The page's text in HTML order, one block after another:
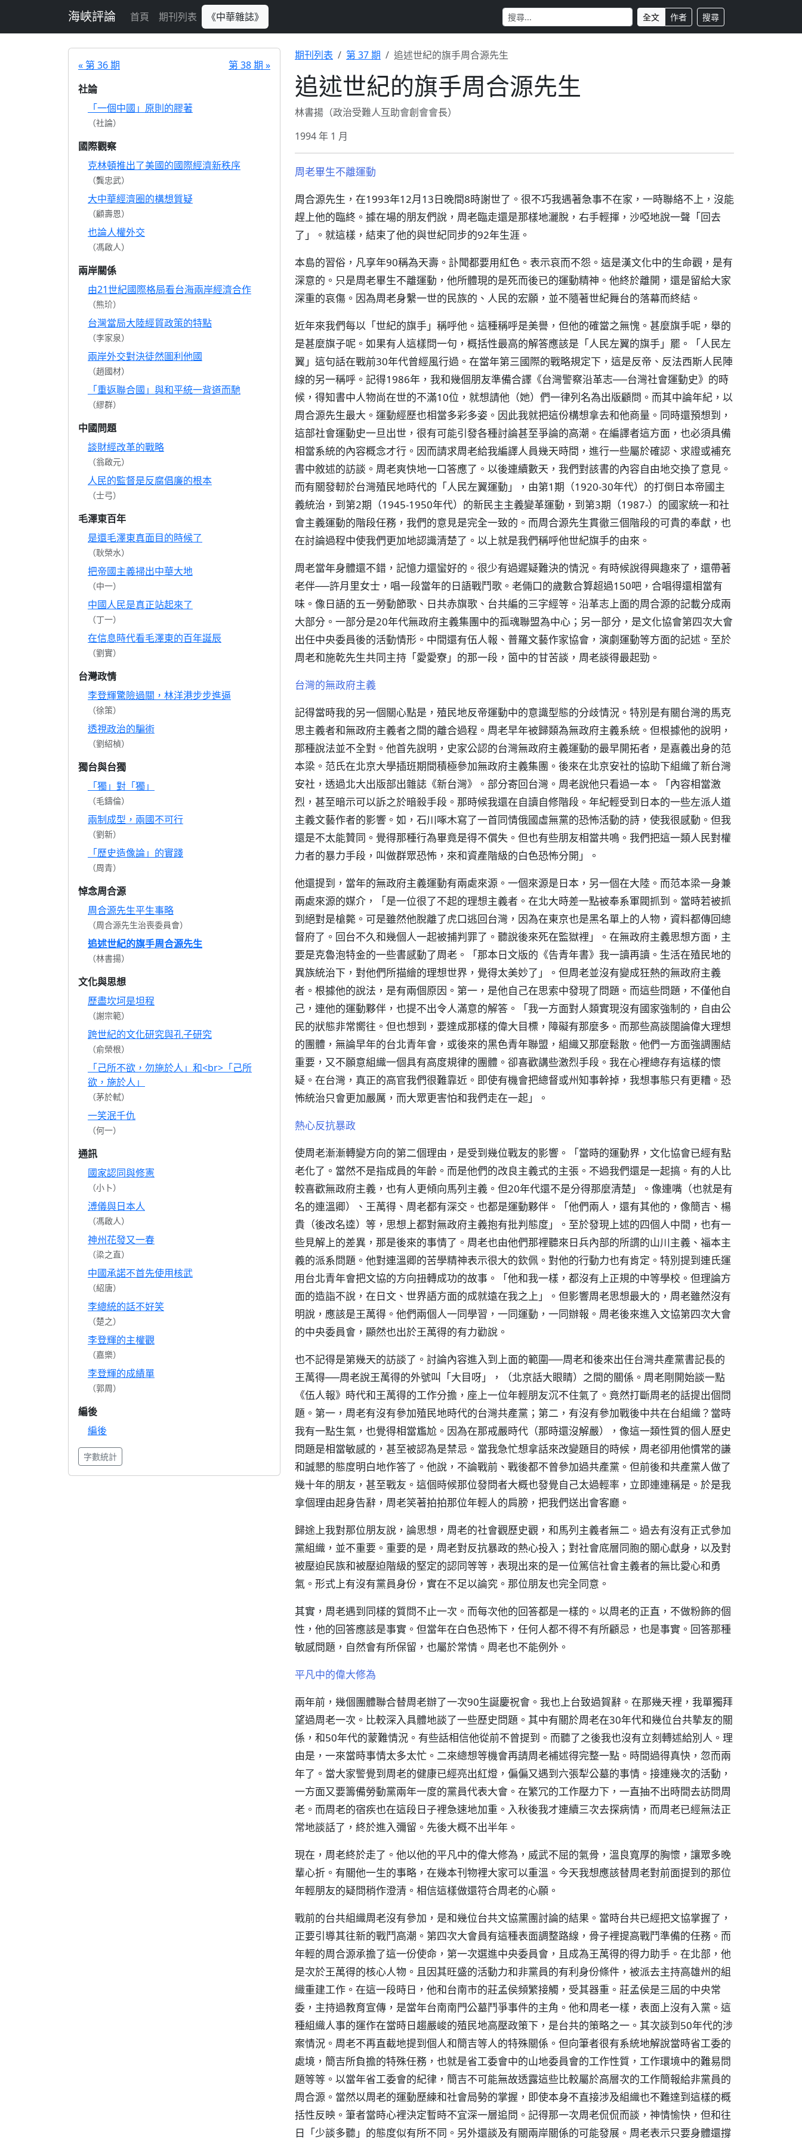
海峽評論 首頁 期刊列表 《中華雜誌》 全文 作者 搜尋
« 第 36 期
第 38 期 »
社論
「一個中國」原則的膠著
（社論）
國際觀察
克林頓推出了美國的國際經濟新秩序
（龔忠武）
大中華經濟圈的構想質疑
（顧壽恩）
也論人權外交
（馮啟人）
兩岸關係
由21世紀國際格局看台海兩岸經濟合作
（熊玠）
台灣當局大陸經貿政策的特點
（李家泉）
兩岸外交對決徒然圖利他國
（趙國材）
「重返聯合國」與和平統一背道而馳
（繆群）
中國問題
談財經改革的戰略
（翁啟元）
人民的監督是反腐倡廉的根本
（士弓）
毛澤東百年
是還毛澤東真面目的時候了
（耿榮水）
把帝國主義掃出中華大地
（中一）
中國人民是真正站起來了
（丁一）
在信息時代看毛澤東的百年誕辰
（劉實）
台灣政情
李登輝驚險過關，林洋港步步進逼
（徐策）
透視政治的騙術
（劉紹楨）
獨台與台獨
「獨」對「獨」
（毛鑄倫）
兩制成型，兩國不可行
（劉新）
「歷史造像論」的實踐
（周青）
悼念周合源
周合源先生平生事略
（周合源先生治喪委員會）
追述世紀的旗手周合源先生
（林書揚）
文化與思想
歷盡坎坷是坦程
（謝宗範）
跨世紀的文化研究與孔子研究
（俞榮根）
「己所不欲，勿施於人」和<br>「己所
欲，施於人」
（茅於軾）
一笑泯千仇
（何一）
通訊
國家認同與修憲
（小卜）
溥儀與日本人
（馮啟人）
神州花發又一春
（梁之直）
中國承諾不首先使用核武
（紹唐）
李總統的話不好笑
（楚之）
李登輝的主權觀
（嘉樂）
李登輝的成績單
（郭周）
編後
編後
字數統計
期刊列表 第 37 期 追述世紀的旗手周合源先生
追述世紀的旗手周合源先生
林書揚（政治受難人互助會創會會長）
1994 年 1 月
周老畢生不離運動
周合源先生，在1993年12月13日晚間8時謝世了。很不巧我遇著急事不在家，一時聯絡不上，沒能
趕上他的臨終。據在場的朋友們說，周老臨走還是那樣地灑脫，右手輕揮，沙啞地說一聲「回去
了」。就這樣，結束了他的與世紀同步的92年生涯。
本島的習俗，凡享年90稱為天壽。訃聞都要用紅色。表示哀而不怨。這是漢文化中的生命觀，是有
深意的。只是周老畢生不離運動，他所體現的是死而後已的運動精神。他終於離開，還是留給大家
深重的哀傷。因為周老身繫一世的民族的、人民的宏願，並不隨著世紀舞台的落幕而終結。
近年來我們每以「世紀的旗手」稱呼他。這種稱呼是美譽，但他的確當之無愧。甚麼旗手呢，舉的
是甚麼旗子呢。如果有人這樣問一句，概括性最高的解答應該是「人民左翼的旗手」罷。「人民左
翼」這句話在戰前30年代曾經風行過。在當年第三國際的戰略規定下，這是反帝、反法西斯人民陣
線的另一稱呼。記得1986年，我和幾個朋友準備合譯《台灣警察沿革志──台灣社會運動史》的時
候，得知書中人物尚在世的不滿10位，就想請他（她）們一律列名為出版顧問。而其中論年紀，以
周合源先生最大。運動經歷也相當多彩多姿。因此我就把這份構想拿去和他商量。同時還預想到，
這部社會運動史一旦出世，很有可能引發各種討論甚至爭論的高潮。在編譯者這方面，也必須具備
相當系統的內容概念才行。因而請求周老給我編譯人員幾天時間，進行一些屬於確認、求證或補充
書中敘述的訪談。周老爽快地一口答應了。以後連續數天，我們對該書的內容自由地交換了意見。
而有關發軔於台灣殖民地時代的「人民左翼運動」，由第1期（1920-30年代）的打倒日本帝國主
義統治，到第2期（1945-1950年代）的新民主主義變革運動，到第3期（1987-）的國家統一和社
會主義運動的階段任務，我們的意見是完全一致的。而周合源先生貫徹三個階段的可貴的奉獻，也
在討論過程中使我們更加地認識清楚了。以上就是我們稱呼他世紀旗手的由來。
周老當年身體還不錯，記憶力還蠻好的。很少有過遲疑難決的情況。有時候說得興趣來了，還帶著
老伴──許月里女士，唱一段當年的日語戰鬥歌。老倆口的歲數合算超過150吧，合唱得還相當有
味。像日語的五一勞動節歌、日共赤旗歌、台共編的三字經等。沿革志上面的周合源的記載分成兩
大部分。一部分是20年代無政府主義集團中的孤魂聯盟為中心；另一部分，是文化協會第四次大會
出任中央委員後的活動情形。中間還有伍人報、普羅文藝作家協會，演劇運動等方面的記述。至於
周老和施乾先生共同主持「愛愛寮」的那一段，箇中的甘苦談，周老談得最起勁。
台灣的無政府主義
記得當時我的另一個關心點是，殖民地反帝運動中的意識型態的分歧情況。特別是有關台灣的馬克
思主義者和無政府主義者之間的離合過程。周老早年被歸類為無政府主義系統。但根據他的說明，
那種說法並不全對。他首先說明，史家公認的台灣無政府主義運動的最早開拓者，是嘉義出身的范
本梁。范氏在北京大學插班期間積極參加無政府主義集團。後來在北京安社的協助下組織了新台灣
安社，透過北大出版部出雜誌《新台灣》。部分寄回台灣。周老說他只看過一本。「內容相當激
烈，甚至暗示可以訴之於暗殺手段。那時候我還在自讀自修階段。年紀輕受到日本的一些左派人道
主義文藝作者的影響。如，石川啄木寫了一首同情俄國虛無黨的恐怖活動的詩，使我很感動。但我
還是不太能贊同。覺得那種行為畢竟是得不償失。但也有些朋友相當共鳴。我們把這一類人民對權
力者的暴力手段，叫做群眾恐怖，來和資產階級的白色恐怖分開」。
他還提到，當年的無政府主義運動有兩處來源。一個來源是日本，另一個在大陸。而范本梁一身兼
兩處來源的媒介，「是一位很了不起的理想主義者。在北大時差一點被奉系軍閥抓到。當時若被抓
到絕對是槍斃。可是雖然他脫離了虎口逃回台灣，因為在東京也是黑名單上的人物，資料都傳回總
督府了。回台不久和幾個人一起被捕判罪了。聽說後來死在監獄裡」。在無政府主義思想方面，主
要是克魯泡特金的一些書感動了周老。「那本日文版的《告青年書》我一讀再讀。生活在殖民地的
異族統治下，對他們所描繪的理想世界，覺得太美妙了」。但周老並沒有變成狂熱的無政府主義
者。根據他的說法，是有兩個原因。第一，是他自己在思索中發現了問題。而這些問題，不僅他自
己，連他的運動夥伴，也提不出令人滿意的解答。「我一方面對人類實現沒有國家強制的，自由公
民的狀態非常嚮往。但也想到，要達成那樣的偉大目標，障礙有那麼多。而那些高談闊論偉大理想
的團體，無論早年的台北青年會，或後來的黑色青年聯盟，組織又那麼鬆散。他們一方面強調團結
重要，又不願意組織一個具有高度規律的團體。卻喜歡講些激烈手段。我在心裡總存有這樣的懷
疑。在台灣，真正的高官我們很難靠近。即使有機會把總督或州知事幹掉，我想事態只有更糟。恐
怖統治只會更加嚴厲，而大眾更害怕和我們走在一起」。
熱心反抗暴政
使周老漸漸轉變方向的第二個理由，是受到幾位戰友的影響。「當時的運動界，文化協會已經有點
老化了。當然不是指成員的年齡。而是他們的改良主義式的主張。不過我們還是一起搞。有的人比
較喜歡無政府主義，也有人更傾向馬列主義。但20年代還不是分得那麼清楚」。像連嘴（也就是有
名的連溫卿）、王萬得、周老都有深交。也都是運動夥伴。「他們兩人，還有其他的，像簡吉、楊
貴（後改名逵）等，思想上都對無政府主義抱有批判態度」。至於發現上述的四個人中間，也有一
些見解上的差異，那是後來的事情了。周老也由他們那裡聽來日兵內部的所謂的山川主義、福本主
義的派系問題。他對連溫卿的苦學精神表示很大的欽佩。對他的行動力也有肯定。特別提到連氏運
用台北青年會把文協的方向扭轉成功的故事。「他和我一樣，都沒有上正規的中等學校。但理論方
面的造詣不說，在日文、世界語方面的成就遠在我之上」。但影響周老思想最大的，周老雖然沒有
明說，應該是王萬得。他們兩個人一同學習，一同運動，一同辦報。周老後來進入文協第四次大會
的中央委員會，顯然也出於王萬得的有力勸說。
也不記得是第幾天的訪談了。討論內容進入到上面的範圍──周老和後來出任台灣共產黨書記長的
王萬得──周老說王萬得的外號叫「大目呀」，（北京話大眼睛）之間的關係。周老剛開始談一點
《伍人報》時代和王萬得的工作分擔，座上一位年輕朋友沉不住氣了。竟然打斷周老的話提出個問
題。第一，周老有沒有參加殖民地時代的台灣共產黨；第二，有沒有參加戰後中共在台組織？當時
我有一點生氣，也覺得相當尷尬。因為在那戒嚴時代（那時還沒解嚴），像這一類性質的個人歷史
問題是相當敏感的，甚至被認為是禁忌。當我急忙想拿話來改變題目的時候，周老卻用他慣常的謙
和誠懇的態度明白地作答了。他說，不論戰前、戰後都不曾參加過共產黨。但前後和共產黨人做了
幾十年的朋友，甚至戰友。這個時候那位發問者大概也發覺自己太過輕率，立即連連稱是。於是我
拿個理由起身告辭，周老笑著拍拍那位年輕人的肩膀，把我們送出會客廳。
歸途上我對那位朋友說，論思想，周老的社會觀歷史觀，和馬列主義者無二。過去有沒有正式參加
黨組織，並不重要。重要的是，周老對反抗暴政的熱心投入；對社會底層同胞的關心獻身，以及對
被壓迫民族和被壓迫階級的堅定的認同等等，表現出來的是一位篤信社會主義者的無比愛心和勇
氣。形式上有沒有黨員身份，實在不足以論究。那位朋友也完全同意。
其實，周老遇到同樣的質問不止一次。而每次他的回答都是一樣的。以周老的正直，不做粉飾的個
性，他的回答應該是事實。但當年在白色恐怖下，任何人都不得不有所顧忌，也是事實。回答那種
敏感問題，自然會有所保留，也屬於常情。周老也不能例外。
平凡中的偉大修為
兩年前，幾個團體聯合替周老辦了一次90生誕慶祝會。我也上台致過賀辭。在那幾天裡，我單獨拜
望過周老一次。比較深入具體地談了一些歷史問題。其中有關於周老在30年代和幾位台共摯友的關
係，和50年代的蒙難情況。有些話相信他從前不曾提到。而聽了之後我也沒有立刻轉述給別人。理
由是，一來當時事情太多太忙。二來總想等機會再請周老補述得完整一點。時間過得真快，忽而兩
年了。當大家警覺到周老的健康已經亮出紅燈，偏偏又遇到六張犁公墓的事情。接連幾次的活動，
一方面又要籌備勞動黨兩年一度的黨員代表大會。在繁冗的工作壓力下，一直抽不出時間去訪問周
老。而周老的宿疾也在這段日子裡急速地加重。入秋後我才連續三次去探病情，而周老已經無法正
常地談話了，終於進入彌留。先後大概不出半年。
現在，周老終於走了。他以他的平凡中的偉大修為，威武不屈的氣骨，溫良寬厚的胸懷，讓眾多晚
輩心折。有關他一生的事略，在幾本刊物裡大家可以重溫。今天我想應該替周老對前面提到的那位
年輕朋友的疑問稍作澄清。相信這樣做還符合周老的心願。
戰前的台共組織周老沒有參加，是和幾位台共文協黨團討論的結果。當時台共已經把文協掌握了，
正要引導其往新的戰鬥高潮。第四次大會員有這種表面調整路線，骨子裡提高戰鬥準備的任務。而
年輕的周合源承擔了這一份使命，第一次選進中央委員會，且成為王萬得的得力助手。在北部，他
是次於王萬得的核心人物。且因其旺盛的活動力和非黨員的有利身份條件，被派去主持高雄州的組
織重建工作。在這一段時日，他和台南市的莊孟侯頻繁接觸，受其器重。莊孟侯是三屆的中央常
委，主持過教育宣傳，是當年台南南門公墓鬥爭事件的主角。他和周老一樣，表面上沒有入黨。這
種組織人事的運作在當時日趨嚴峻的殖民地高壓政策下，是台共的策略之一。其次談到50年代的涉
案情況。周老不再直截地提到個人和簡吉等人的特殊關係。但向筆者很有系統地解說當時省工委的
處境，簡吉所負擔的特殊任務，也就是省工委會中的山地委員會的工作性質，工作環境中的難易問
題等等。以當年省工委會的紀律，簡吉不可能無故透露這些比較屬於高層次的工作簡報給非黨員的
周合源。當然以周老的運動歷練和社會局勢的掌握，即使本身不直接涉及組織也不難達到這樣的概
括性反映。筆者當時心裡決定暫時不宜深一層追問。記得那一次周老侃侃而談，神情愉快，但和往
日「少談多聽」的態度似有所不同。另外還談及有關兩岸關係的可能發展。周老表示只要身體還撐